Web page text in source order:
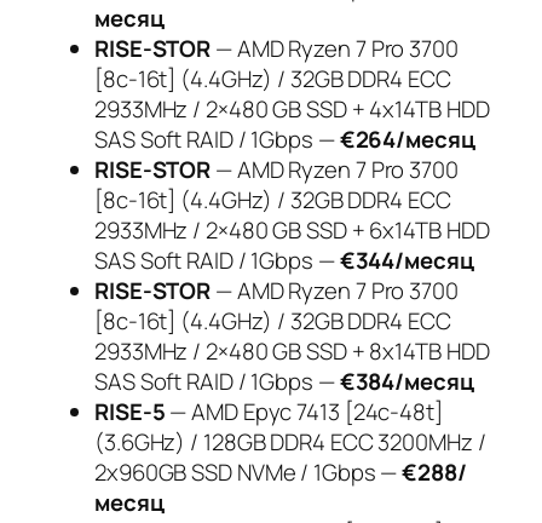
месяц
RISE-STOR— AMD Ryzen 7 Pro 3700
[8c-16t] (4.4GHz) / 32GB DDR4 ECC
2933MHz / 2×480 GB SSD + 4x14TB HDD
SAS Soft RAID / 1Gbps —€264/месяц
RISE-STOR— AMD Ryzen 7 Pro 3700
[8c-16t] (4.4GHz) / 32GB DDR4 ECC
2933MHz / 2×480 GB SSD + 6x14TB HDD
SAS Soft RAID / 1Gbps —€344/месяц
RISE-STOR— AMD Ryzen 7 Pro 3700
[8c-16t] (4.4GHz) / 32GB DDR4 ECC
2933MHz / 2×480 GB SSD + 8x14TB HDD
SAS Soft RAID / 1Gbps —€384/месяц
RISE-5— AMD Epyc 7413 [24c-48t]
(3.6GHz) / 128GB DDR4 ECC 3200MHz /
2x960GB SSD NVMe / 1Gbps —€288/
месяц